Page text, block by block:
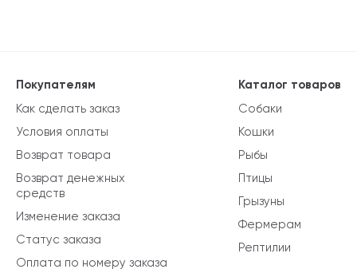
Каталог товаров
Собаки
Кошки
Рыбы
Птицы
Грызуны
Фермерам
Рептилии
Покупателям
Как сделать заказ
Условия оплаты
Возврат товара
Возврат денежных
средств
Изменение заказа
Статус заказа
Оплата по номеру заказа